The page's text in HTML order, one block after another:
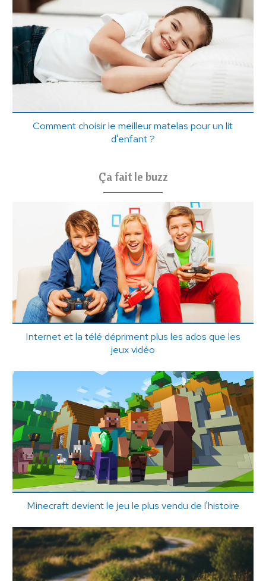
Comment choisir le meilleur matelas pour un lit
d'enfant ?
Ça fait le buzz
Internet et la télé dépriment plus les ados que les
jeux vidéo
Minecraft devient le jeu le plus vendu de l'histoire